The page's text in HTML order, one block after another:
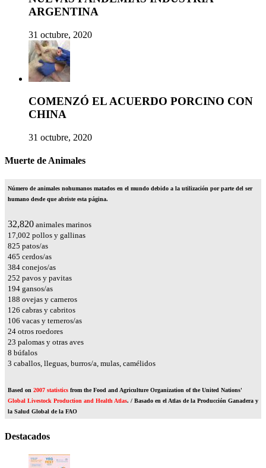
ARGENTINA
31 octubre, 2020
COMENZÓ EL ACUERDO PORCINO CON
CHINA
31 octubre, 2020
Muerte de Animales
Número de animales nohumanos matados en el mundo debido a la utilización por parte del ser
humano desde que abriste esta página.
36,387 animales marinos
18,850 pollos y gallinas
915 patos/as
516 cerdos/as
425 conejos/as
279 pavos y pavitas
215 gansos/as
208 ovejas y carneros
139 cabras y cabritos
118 vacas y terneros/as
26 otros roedores
25 palomas y otras aves
9 búfalos
4 caballos, lleguas, burros/a, mulas, camélidos
Based on 2007 statistics from the Food and Agriculture Organization of the United Nations'
Global Livestock Production and Health Atlas. / Basado en el Atlas de la Producción Ganadera y
la Salud Global de la FAO
Destacados